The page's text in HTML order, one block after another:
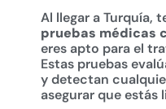
Al llegar a Turquía,
pruebas médicas
eres apto para el
Estas pruebas
y detectan
asegurar que